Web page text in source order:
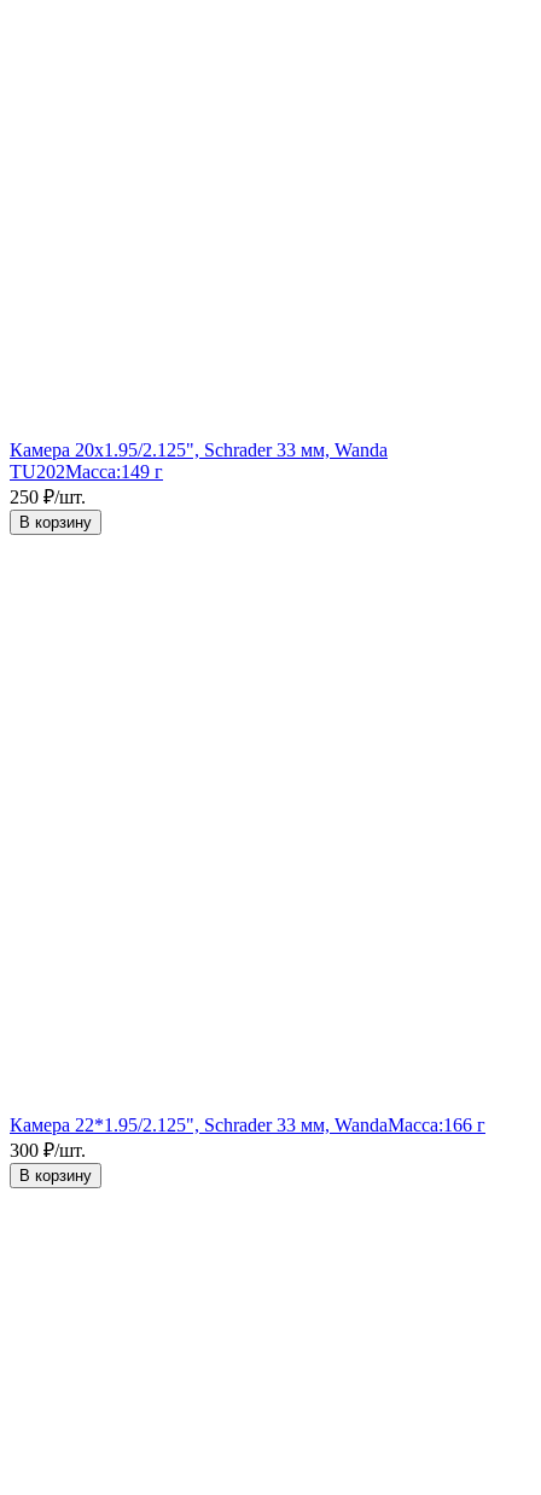
Камера 20x1.95/2.125", Schrader 33 мм, Wanda
TU202Масса:149 г
250 ₽/шт.
В корзину
Камера 22*1.95/2.125", Schrader 33 мм, WandaМасса:166 г
300 ₽/шт.
В корзину